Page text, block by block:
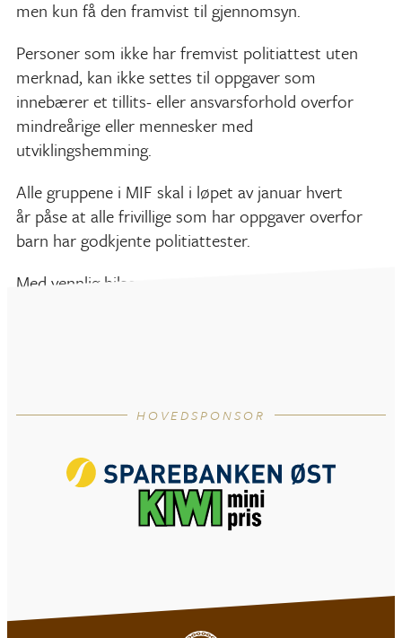
men kun få den framvist til gjennomsyn.
Personer som ikke har fremvist politiattest uten
merknad, kan ikke settes til oppgaver som
innebærer et tillits- eller ansvarsforhold overfor
mindreårige eller mennesker med
utviklingshemming.
Alle gruppene i MIF skal i løpet av januar hvert
år påse at alle frivillige som har oppgaver overfor
barn har godkjente politiattester.
Med vennlig hilsen
HOVEDSPONSOR